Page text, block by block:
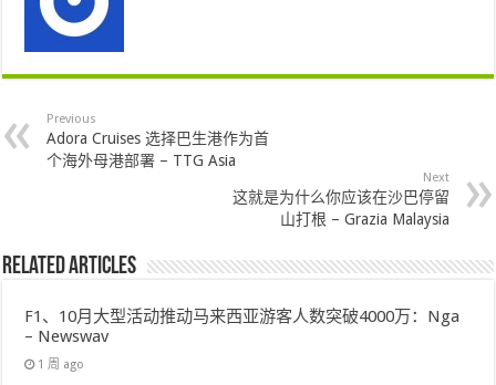
Previous
Adora Cruises 选择巴生港作为首
个海外母港部署 – TTG Asia
Next
这就是为什么你应该在沙巴停留
山打根 – Grazia Malaysia
Related Articles
F1、10月大型活动推动马来西亚游客人数突破4000万：Nga
– Newswav
1 周 ago